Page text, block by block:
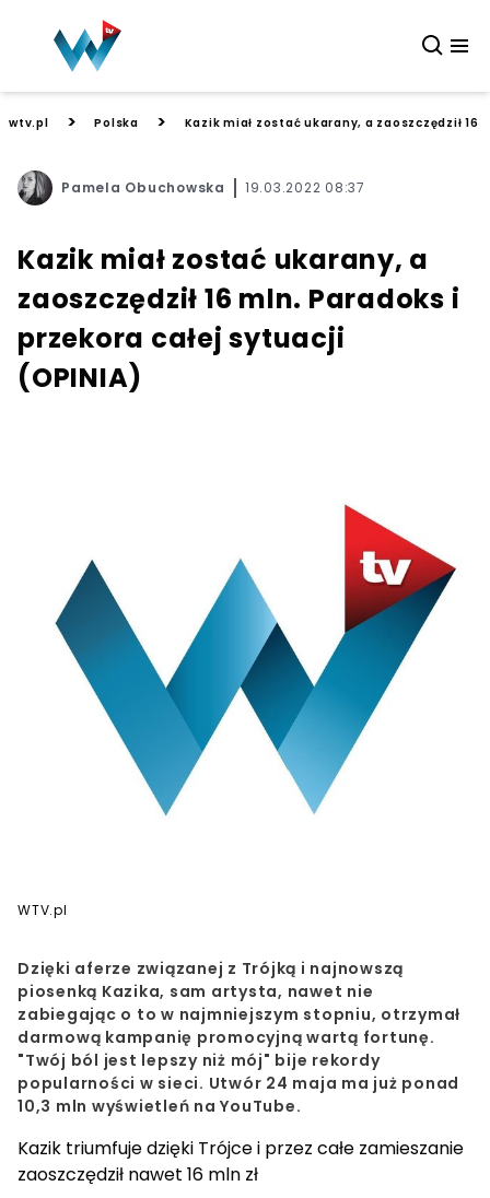
wtv.pl > Polska > Kazik miał zostać ukarany, a zaoszczędził
Pamela Obuchowska 19.03.2022 08:37
Kazik miał zostać ukarany, a
zaoszczędził 16 mln. Paradoks i
przekora całej sytuacji
(OPINIA)
WTV.pl
Dzięki aferze związanej z Trójką i najnowszą
piosenką Kazika, sam artysta, nawet nie
zabiegając o to w najmniejszym stopniu, otrzymał
darmową kampanię promocyjną wartą fortunę.
"Twój ból jest lepszy niż mój" bije rekordy
popularności w sieci. Utwór 24 maja ma już ponad
10,3 mln wyświetleń na YouTube.
Kazik triumfuje dzięki Trójce i przez całe zamieszanie
zaoszczędził nawet 16 mln zł